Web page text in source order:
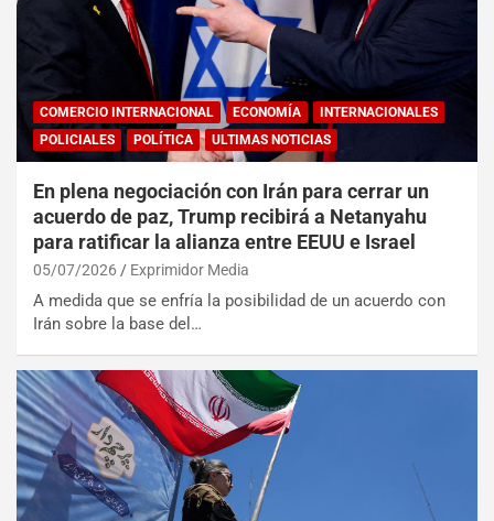
COMERCIO INTERNACIONAL ECONOMÍA
INTERNACIONALES
POLICIALES
POLÍTICA ULTIMAS NOTICIAS
En plena negociación con Irán para cerrar un
acuerdo de paz, Trump recibirá a Netanyahu
para ratificar la alianza entre EEUU e Israel
05/07/2026 Exprimidor Media
A medida que se enfría la posibilidad de un acuerdo con
Irán sobre la base del…